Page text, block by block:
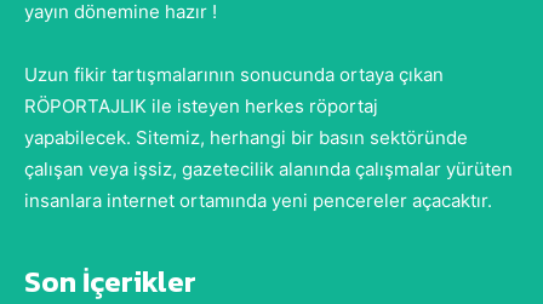
yayın dönemine hazır !
Uzun fikir tartışmalarının sonucunda ortaya çıkan
RÖPORTAJLIK ile isteyen herkes röportaj
yapabilecek. Sitemiz, herhangi bir basın sektöründe
çalışan veya işsiz, gazetecilik alanında çalışmalar yürüten
insanlara internet ortamında yeni pencereler açacaktır.
Son İçerikler